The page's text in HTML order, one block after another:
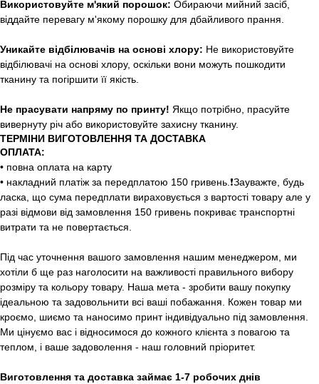
Використовуйте м'який порошок: Обираючи мийний засіб,
віддайте перевагу м'якому порошку для дбайливого прання.
Уникайте відбілювачів на основі хлору: Не використовуйте
відбілювачі на основі хлору, оскільки вони можуть пошкодити
тканину та погіршити її якість.
Не прасувати напряму по принту! Якщо потрібно, прасуйте
вивернуту річ або використовуйте захисну тканину.
ТЕРМІНИ ВИГОТОВЛЕННЯ ТА ДОСТАВКА
ОПЛАТА:
• повна оплата на карту
• накладний платіж за передплатою 150 гривень.❗️Зауважте, будь
ласка, що сума передплати вираховується з вартості товару але у
разі відмови від замовлення 150 гривень покриває транспортні
витрати та не повертається.
Під час уточнення вашого замовлення нашим менеджером, ми
хотіли б ще раз наголосити на важливості правильного вибору
розміру та кольору товару. Наша мета - зробити вашу покупку
ідеальною та задовольнити всі ваші побажання. Кожен товар ми
кроємо, шиємо та наносимо принт індивідуально під замовлення.
Ми цінуємо вас і відносимося до кожного клієнта з повагою та
теплом, і ваше задоволення - наш головний пріоритет.
Виготовлення та доставка займає 1-7 робочих днів